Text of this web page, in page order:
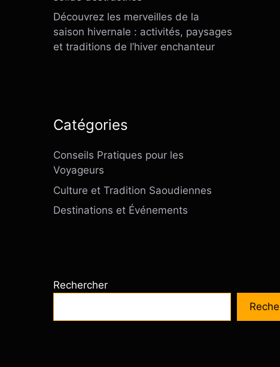
Découvrez les merveilles de la
saison hivernale : activités, paysages
et traditions de l’hiver enchanteur
Catégories
Conseils Pratiques pour les
Voyageurs
Culture et Tradition Saoudiennes
Destinations et Événements
Rechercher